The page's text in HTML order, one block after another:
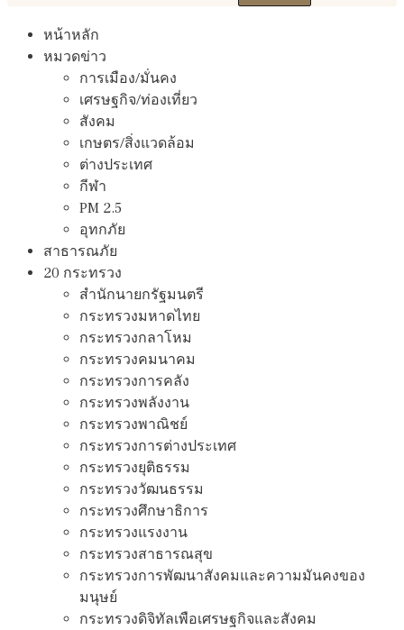
หน้าหลัก
หมวดข่าว
การเมือง/มั่นคง
เศรษฐกิจ/ท่องเที่ยว
สังคม
เกษตร/สิ่งแวดล้อม
ต่างประเทศ
กีฬา
PM 2.5
อุทกภัย
สาธารณภัย
20 กระทรวง
สํานักนายกรัฐมนตรี
กระทรวงมหาดไทย
กระทรวงกลาโหม
กระทรวงคมนาคม
กระทรวงการคลัง
กระทรวงพลังงาน
กระทรวงพาณิชย์
กระทรวงการต่างประเทศ
กระทรวงยุติธรรม
กระทรวงวัฒนธรรม
กระทรวงศึกษาธิการ
กระทรวงแรงงาน
กระทรวงสาธารณสุข
กระทรวงการพัฒนาสังคมและความมันคงของ
มนุษย์
กระทรวงดิจิทัลเพือเศรษฐกิจและสังคม